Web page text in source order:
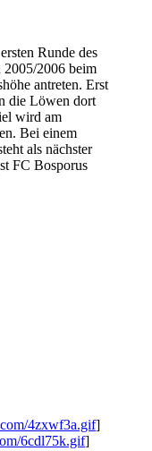
Runde des
2005/2006 beim
antreten. Erst
die Löwen dort
wird am
Bei einem
als nächster
FC Bosporus
4zxwf3a.gif]
6cdl75k.gif]